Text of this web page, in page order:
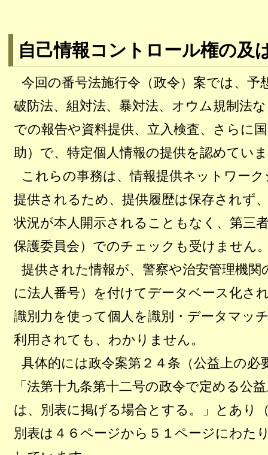
自己情報コントロール権の及
今回の番号法施行令（政令）案では、予
破防法、組対法、暴対法、オウム規制法
での報告や資料提供、立入検査、さらに
助）で、特定個人情報の提供を認めてい
これらの事務は、情報提供ネットワー
提供されるため、提供履歴は保存されず
状況が本人開示されることもなく、第三
保護委員会）でのチェックも受けません
提供された情報が、警察や治安管理機関
に法人番号）を付けてデータベース化さ
識別力を使って個人を識別・データマッ
利用されても、わかりません。
具体的には政令案第２４条（公益上の必
「法第十九条第十二号の政令で定める公
は、別表に掲げる場合とする。」とあり
別表は４６ページから５１ページにわた